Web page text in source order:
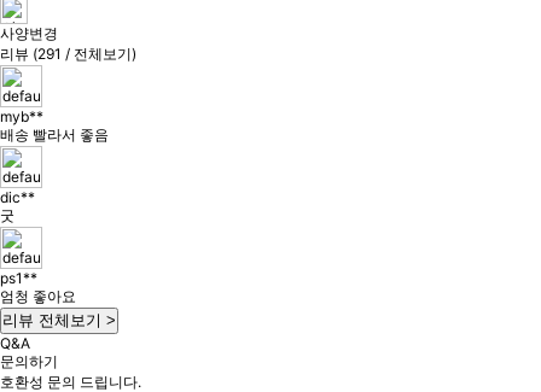
사양변경
리뷰 (291 / 전체보기)
myb**
배송 빨라서 좋음
dic**
굿
ps1**
엄청 좋아요
리뷰 전체보기 >
Q&A
문의하기
호환성 문의 드립니다.